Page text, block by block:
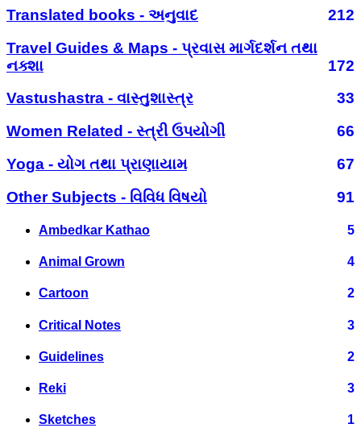
Translated books - અનુવાદ
212
Travel Guides & Maps - પ્રવાસ માર્ગદર્શન તથા
નક્શા
172
Vastushastra - વાસ્તુશાસ્ત્ર
33
Women Related - સ્ત્રી ઉપયોગી
66
Yoga - યોગ તથા પ્રાણાયામ
67
Other Subjects - વિવિધ વિષયો
91
Ambedkar Kathao 5
Animal Grown 4
Cartoon 2
Critical Notes 3
Guidelines 2
Reki 3
Sketches 1